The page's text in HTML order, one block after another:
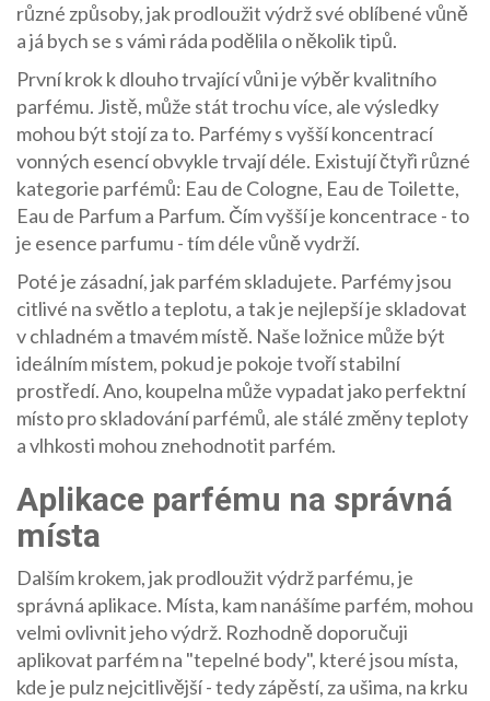
různé způsoby, jak prodloužit výdrž své oblíbené vůně
a já bych se s vámi ráda podělila o několik tipů.
První krok k dlouho trvající vůni je výběr kvalitního
parfému. Jistě, může stát trochu více, ale výsledky
mohou být stojí za to. Parfémy s vyšší koncentrací
vonných esencí obvykle trvají déle. Existují čtyři různé
kategorie parfémů: Eau de Cologne, Eau de Toilette,
Eau de Parfum a Parfum. Čím vyšší je koncentrace - to
je esence parfumu - tím déle vůně vydrží.
Poté je zásadní, jak parfém skladujete. Parfémy jsou
citlivé na světlo a teplotu, a tak je nejlepší je skladovat
v chladném a tmavém místě. Naše ložnice může být
ideálním místem, pokud je pokoje tvoří stabilní
prostředí. Ano, koupelna může vypadat jako perfektní
místo pro skladování parfémů, ale stálé změny teploty
a vlhkosti mohou znehodnotit parfém.
Aplikace parfému na správná
místa
Dalším krokem, jak prodloužit výdrž parfému, je
správná aplikace. Místa, kam nanášíme parfém, mohou
velmi ovlivnit jeho výdrž. Rozhodně doporučuji
aplikovat parfém na "tepelné body", které jsou místa,
kde je pulz nejcitlivější - tedy zápěstí, za ušima, na krku